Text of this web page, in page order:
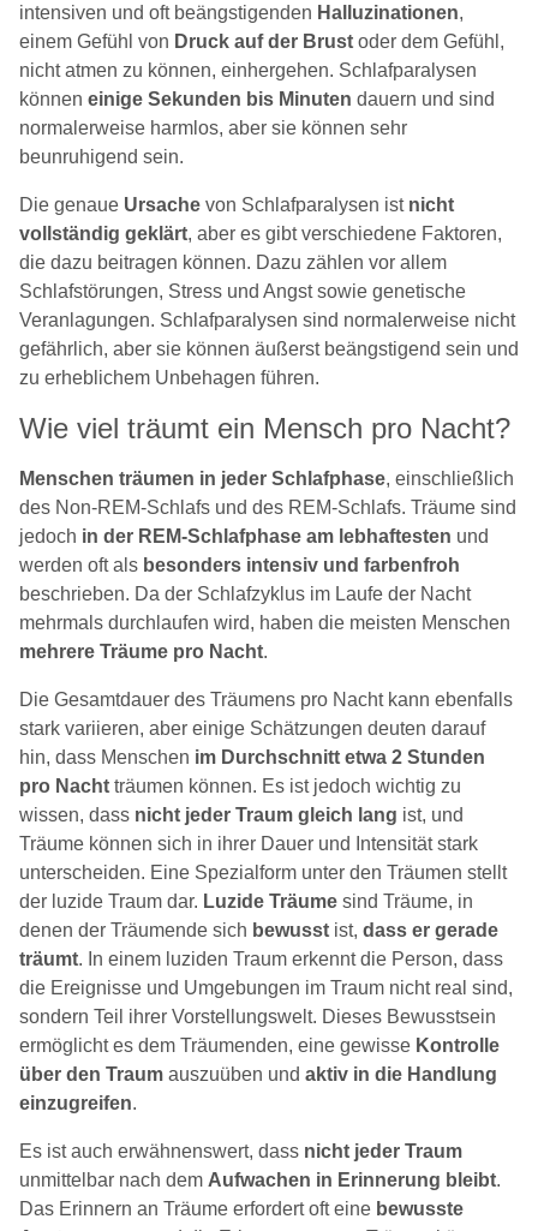
intensiven und oft beängstigenden Halluzinationen,
einem Gefühl von Druck auf der Brust oder dem Gefühl,
nicht atmen zu können, einhergehen. Schlafparalysen
können einige Sekunden bis Minuten dauern und sind
normalerweise harmlos, aber sie können sehr
beunruhigend sein.
Die genaue Ursache von Schlafparalysen ist nicht
vollständig geklärt, aber es gibt verschiedene Faktoren,
die dazu beitragen können. Dazu zählen vor allem
Schlafstörungen, Stress und Angst sowie genetische
Veranlagungen. Schlafparalysen sind normalerweise nicht
gefährlich, aber sie können äußerst beängstigend sein und
zu erheblichem Unbehagen führen.
Wie viel träumt ein Mensch pro Nacht?
Menschen träumen in jeder Schlafphase, einschließlich
des Non-REM-Schlafs und des REM-Schlafs. Träume sind
jedoch in der REM-Schlafphase am lebhaftesten und
werden oft als besonders intensiv und farbenfroh
beschrieben. Da der Schlafzyklus im Laufe der Nacht
mehrmals durchlaufen wird, haben die meisten Menschen
mehrere Träume pro Nacht.
Die Gesamtdauer des Träumens pro Nacht kann ebenfalls
stark variieren, aber einige Schätzungen deuten darauf
hin, dass Menschen im Durchschnitt etwa 2 Stunden
pro Nacht träumen können. Es ist jedoch wichtig zu
wissen, dass nicht jeder Traum gleich lang ist, und
Träume können sich in ihrer Dauer und Intensität stark
unterscheiden. Eine Spezialform unter den Träumen stellt
der luzide Traum dar. Luzide Träume sind Träume, in
denen der Träumende sich bewusst ist, dass er gerade
träumt. In einem luziden Traum erkennt die Person, dass
die Ereignisse und Umgebungen im Traum nicht real sind,
sondern Teil ihrer Vorstellungswelt. Dieses Bewusstsein
ermöglicht es dem Träumenden, eine gewisse Kontrolle
über den Traum auszuüben und aktiv in die Handlung
einzugreifen.
Es ist auch erwähnenswert, dass nicht jeder Traum
unmittelbar nach dem Aufwachen in Erinnerung bleibt.
Das Erinnern an Träume erfordert oft eine bewusste